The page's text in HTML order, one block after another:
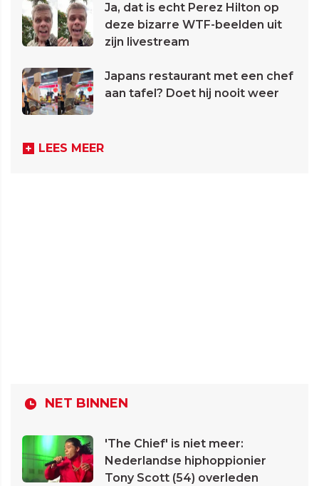
Ja, dat is echt Perez Hilton op
deze bizarre WTF-beelden uit
zijn livestream
Japans restaurant met een chef
aan tafel? Doet hij nooit weer
LEES MEER
NET BINNEN
'The Chief' is niet meer:
Nederlandse hiphoppionier
Tony Scott (54) overleden